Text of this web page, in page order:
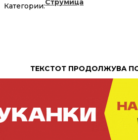
Категории:Струмица
ТЕКСТОТ ПРОДОЛЖУВА